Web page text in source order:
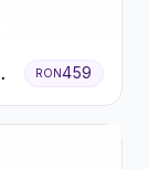
RON459